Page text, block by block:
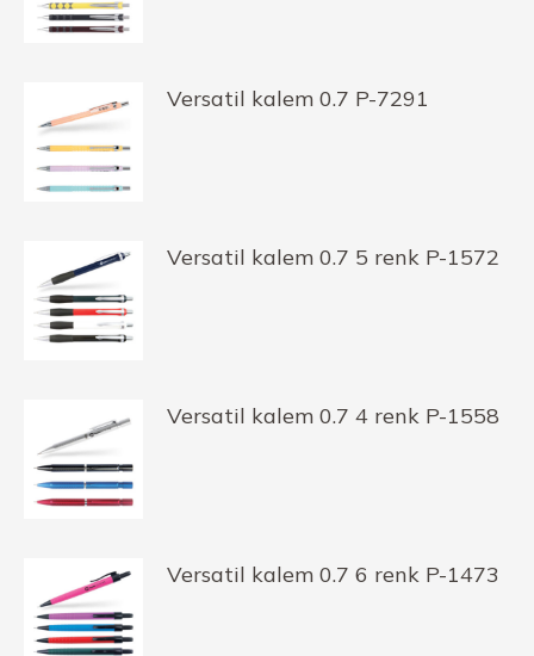
Versatil kalem 0.7 P-7291
Versatil kalem 0.7 5 renk P-1572
Versatil kalem 0.7 4 renk P-1558
Versatil kalem 0.7 6 renk P-1473